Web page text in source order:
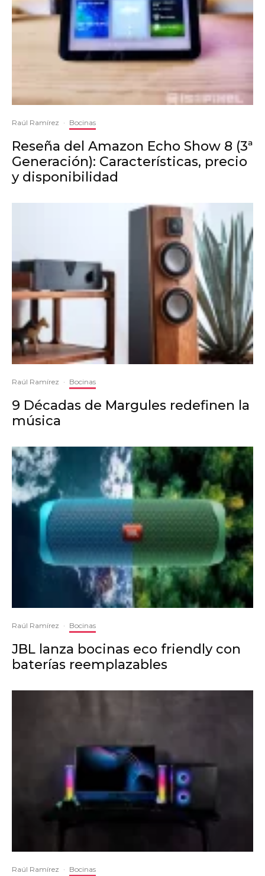
Raúl Ramírez · Bocinas
Reseña del Amazon Echo Show 8 (3ª
Generación): Características, precio
y disponibilidad
Raúl Ramírez · Bocinas
9 Décadas de Margules redefinen la
música
Raúl Ramírez · Bocinas
JBL lanza bocinas eco friendly con
baterías reemplazables
Raúl Ramírez · Bocinas